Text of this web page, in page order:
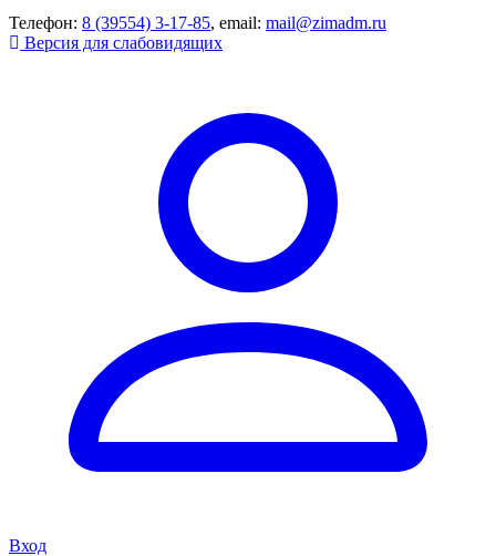
Телефон: 8 (39554) 3-17-85, email: mail@zimadm.ru
Версия для слабовидящих
Вход